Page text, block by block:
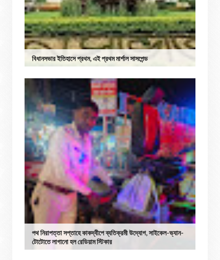
বিধানসভার ইতিহাসে প্রথম, এই প্রথম মার্শাল সাসপেন্ড
পথ নিরাপত্তা সপ্তাহে কাকদ্বীপে ব্যতিক্রমী উদ্যোগ, সাইকেল-ভ্যান-
টোটোতে লাগানো হল রেডিয়াম স্টিকার